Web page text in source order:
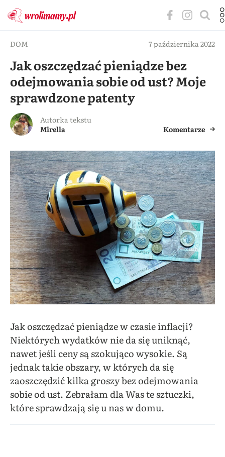
DOM 7 października 2022
Jak oszczędzać pieniądze bez
odejmowania sobie od ust? Moje
sprawdzone patenty
Autorka tekstu
Mirella
Komentarze
Jak oszczędzać pieniądze w czasie inflacji?
Niektórych wydatków nie da się uniknąć,
nawet jeśli ceny są szokująco wysokie. Są
jednak takie obszary, w których da się
zaoszczędzić kilka groszy bez odejmowania
sobie od ust. Zebrałam dla Was te sztuczki,
które sprawdzają się u nas w domu.